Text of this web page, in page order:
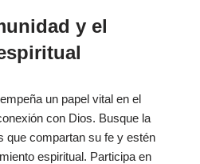
y el
un papel vital en el
con Dios. Busque la
que compartan su fe y estén
espiritual. Participa en